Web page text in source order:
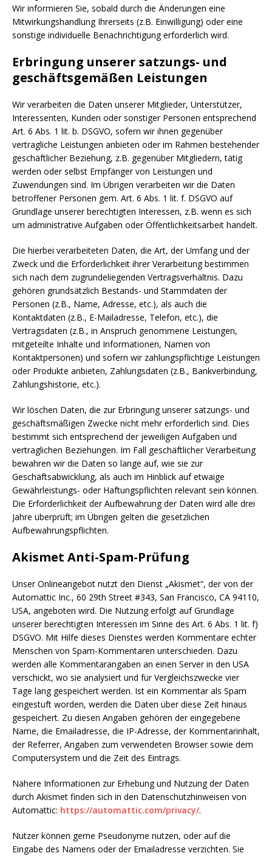
Wir informieren Sie, sobald durch die Änderungen eine
Mitwirkungshandlung Ihrerseits (z.B. Einwilligung) oder eine
sonstige individuelle Benachrichtigung erforderlich wird.
Erbringung unserer satzungs- und
geschäftsgemäßen Leistungen
Wir verarbeiten die Daten unserer Mitglieder, Unterstützer,
Interessenten, Kunden oder sonstiger Personen entsprechend
Art. 6 Abs. 1 lit. b. DSGVO, sofern wir ihnen gegenüber
vertragliche Leistungen anbieten oder im Rahmen bestehender
geschäftlicher Beziehung, z.B. gegenüber Mitgliedern, tätig
werden oder selbst Empfänger von Leistungen und
Zuwendungen sind. Im Übrigen verarbeiten wir die Daten
betroffener Personen gem. Art. 6 Abs. 1 lit. f. DSGVO auf
Grundlage unserer berechtigten Interessen, z.B. wenn es sich
um administrative Aufgaben oder Öffentlichkeitsarbeit handelt.
Die hierbei verarbeiteten Daten, die Art, der Umfang und der
Zweck und die Erforderlichkeit ihrer Verarbeitung bestimmen
sich nach dem zugrundeliegenden Vertragsverhältnis. Dazu
gehören grundsätzlich Bestands- und Stammdaten der
Personen (z.B., Name, Adresse, etc.), als auch die
Kontaktdaten (z.B., E-Mailadresse, Telefon, etc.), die
Vertragsdaten (z.B., in Anspruch genommene Leistungen,
mitgeteilte Inhalte und Informationen, Namen von
Kontaktpersonen) und sofern wir zahlungspflichtige Leistungen
oder Produkte anbieten, Zahlungsdaten (z.B., Bankverbindung,
Zahlungshistorie, etc.).
Wir löschen Daten, die zur Erbringung unserer satzungs- und
geschäftsmäßigen Zwecke nicht mehr erforderlich sind. Dies
bestimmt sich entsprechend der jeweiligen Aufgaben und
vertraglichen Beziehungen. Im Fall geschäftlicher Verarbeitung
bewahren wir die Daten so lange auf, wie sie zur
Geschäftsabwicklung, als auch im Hinblick auf etwaige
Gewährleistungs- oder Haftungspflichten relevant sein können.
Die Erforderlichkeit der Aufbewahrung der Daten wird alle drei
Jahre überprüft; im Übrigen gelten die gesetzlichen
Aufbewahrungspflichten.
Akismet Anti-Spam-Prüfung
Unser Onlineangebot nutzt den Dienst „Akismet“, der von der
Automattic Inc., 60 29th Street #343, San Francisco, CA 94110,
USA, angeboten wird. Die Nutzung erfolgt auf Grundlage
unserer berechtigten Interessen im Sinne des Art. 6 Abs. 1 lit. f)
DSGVO. Mit Hilfe dieses Dienstes werden Kommentare echter
Menschen von Spam-Kommentaren unterschieden. Dazu
werden alle Kommentarangaben an einen Server in den USA
verschickt, wo sie analysiert und für Vergleichszwecke vier
Tage lang gespeichert werden. Ist ein Kommentar als Spam
eingestuft worden, werden die Daten über diese Zeit hinaus
gespeichert. Zu diesen Angaben gehören der eingegebene
Name, die Emailadresse, die IP-Adresse, der Kommentarinhalt,
der Referrer, Angaben zum verwendeten Browser sowie dem
Computersystem und die Zeit des Eintrags.
Nähere Informationen zur Erhebung und Nutzung der Daten
durch Akismet finden sich in den Datenschutzhinweisen von
Automattic: https://automattic.com/privacy/.
Nutzer können gerne Pseudonyme nutzen, oder auf die
Eingabe des Namens oder der Emailadresse verzichten. Sie